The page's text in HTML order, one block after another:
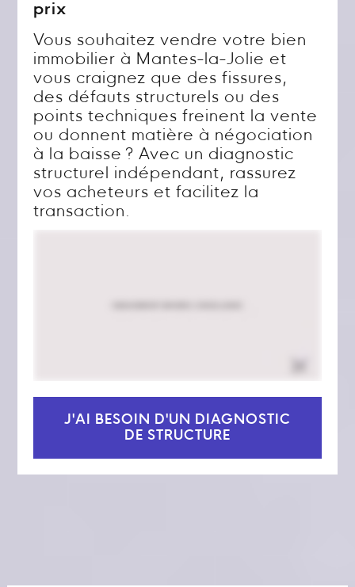
prix
Vous souhaitez vendre votre bien
immobilier à Mantes-la-Jolie et
vous craignez que des fissures,
des défauts structurels ou des
points techniques freinent la vente
ou donnent matière à négociation
à la baisse ? Avec un diagnostic
structurel indépendant, rassurez
vos acheteurs et facilitez la
transaction.
J'AI BESOIN D'UN DIAGNOSTIC
DE STRUCTURE